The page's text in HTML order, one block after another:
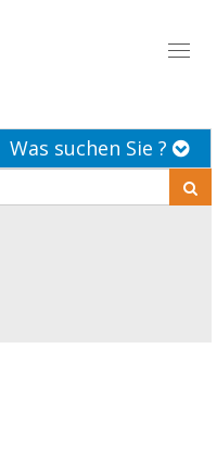
Was suchen Sie ?